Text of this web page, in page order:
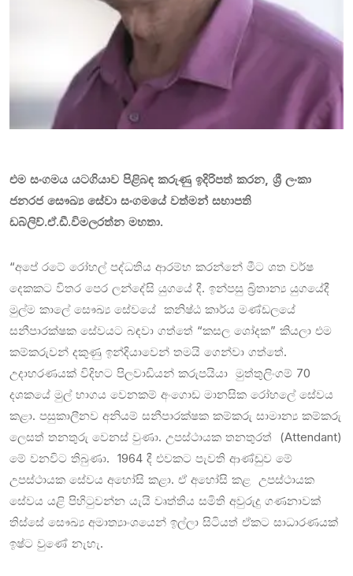
එම සංගමය යටගියාව පිළිබඳ කරුණු ඉදිරිපත් කරන, ශ්‍රී ලංකා
ජනරජ සෞඛ්‍ය සේවා සංගමයේ වත්මන් සභාපති
ඩබ්ලිව්.ඒ.ඩී.විමලරත්න මහතා.
“අපේ රටේ රෝහල් පද්ධතිය ආරම්භ කරන්නේ මීට ශත වර්ෂ
දෙකකට විතර පෙර ලන්දේසි යුගයේ දී. ඉන්පසු බ්‍රිතාන්‍ය යුගයේදී
මුල්ම කාලේ සෞඛ්‍ය සේවයේ කනිෂ්ඨ කාර්ය මණ්ඩලයේ
සනීපාරක්ෂක සේවයට බඳවා ගත්තේ “කසල ශෝදක” කියලා එම
කම්කරුවන් දකුණු ඉන්දියාවෙන් තමයි ගෙන්වා ගත්තේ.
උදාහරණයක් විදිහට පිලවාඩියන් කරුපයියා මුත්තුලිංගම් 70
දශකයේ මුල් භාගය වෙනකම් අංගොඩ මානසික රෝහලේ සේවය
කළා. පසුකාලීනව අනියම් සනීපාරක්ෂක කම්කරු සාමාන්‍ය කම්කරු
ලෙසත් තනතුරු වෙනස් වුණා. උපස්ථායක තනතුරත් (Attendant)
මේ වනවිට තිබුණා. 1964 දී එවකට පැවති ආණ්ඩුව මේ
උපස්ථායක සේවය අහෝසි කළා. ඒ අහෝසි කළ උපස්ථායක
සේවය යළි පිහිටුවන්න යැයි වෘත්තිය සමිති අවුරුදු ගණනාවක්
තිස්සේ සෞඛ්‍ය අමාත්‍යාංශයෙන් ඉල්ලා සිටියත් ඒකට සාධාරණයක්
ඉෂ්ට වුණේ නැහැ.